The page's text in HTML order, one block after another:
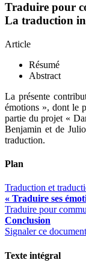
Traduire pour
La traduction
Article
Résumé
Abstract
La présente
émotions », dont le
partie du projet «
Benjamin et de
traduction.
Plan
Traduction et
« Traduire ses
Traduire pour
Conclusion
Signaler ce document
Texte intégral